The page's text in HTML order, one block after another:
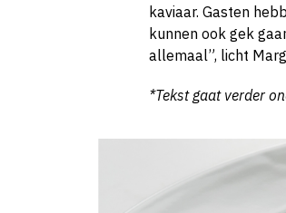
kaviaar. Gasten
kunnen ook gek
allemaal”, licht
*Tekst gaat verder